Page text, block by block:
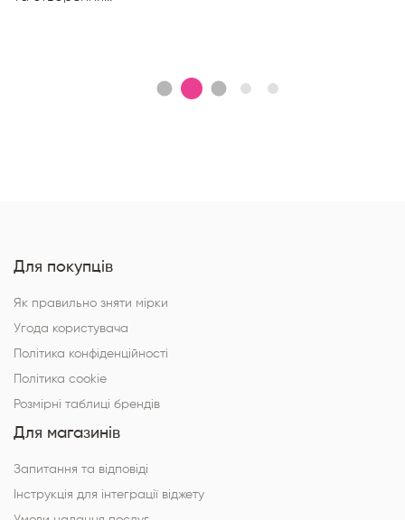
Для покупців
Як правильно зняти мірки
Угода користувача
Політика конфіденційності
Політика cookie
Розмірні таблиці брендів
Для магазинів
Запитання та відповіді
Інструкція для інтеграції віджету